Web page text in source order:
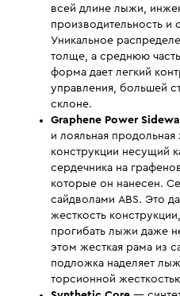
всей длине лыжи,
производительность и
Уникальное
толще, а среднюю
форма дает легкий
управления, большей
склоне.
Graphene Power
и лояльная продольная
конструкции несущий
сердечника на
которые он нанесен.
сайдволами ABS. Это
жесткость
прогибать лыжи даже
этом жесткая рама из
подложка наделяет
торсионной